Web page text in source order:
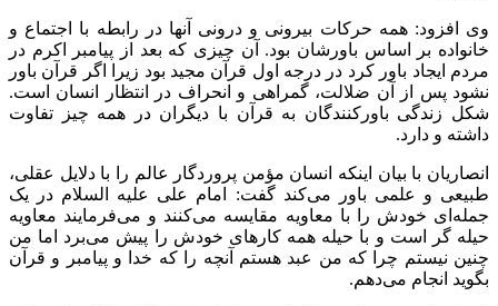
وی افزود: همه حرکات بیرونی و درونی آنها در رابطه با اجتماع و
خانواده بر اساس باورشان بود. آن چیزی که بعد از پیامبر اکرم در
مردم ایجاد باور کرد در درجه اول قرآن مجید بود زیرا اگر قرآن باور
نشود پس از آن ضلالت، گمراهی و انحراف در انتظار انسان است.
شکل زندگی باورکنندگان به قرآن با دیگران در همه چیز تفاوت
داشته و دارد.
انصاریان با بیان اینکه انسان مؤمن پروردگار عالم را با دلایل عقلی،
طبیعی و علمی باور می‌کند گفت: امام علی علیه السلام در یک
جمله‌ای خودش را با معاویه مقایسه می‌کنند و می‌فرمایند معاویه
حیله گر
است و با حیله همه کارهای خودش را پیش می‌برد اما من
چنین نیستم چرا که من عبد هستم آنچه را که خدا و پیامبر و قرآن
بگوید انجام می‌دهم.